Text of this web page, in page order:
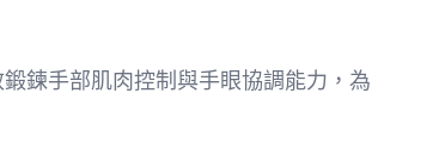
鍊手部肌肉控制與手眼協調能力，為